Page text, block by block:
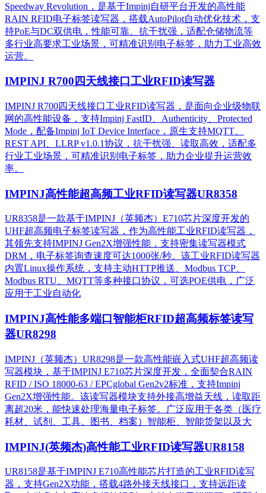
Speedway Revolution，是基于Impinj自研平台开发的高性能
RAIN RFID电子标签读写器，搭载AutoPilot自动优化技术，支
持PoE与DC双供电，性能可靠、抗干扰强，适配仓储物流等
多行业高要求工业场景，可精准识别电子标签，助力工业高效
运营。​
IMPINJ R700四天线接口工业RFID读写器
IMPINJ R700四天线接口工业RFID读写器，是面向企业级物联
网的高性能设备，支持Impinj FastID、Authenticity、Protected
Mode，配备Impinj IoT Device Interface，原生支持MQTT、
REST API、LLRP v1.0.1协议，抗干扰强、读取高效，适配多
行业工业场景，可精准识别电子标签，助力企业提升运营效
率。
IMPINJ高性能超高频工业RFID读写器UR8358
UR8358是一款基于IMPINJ（英频杰）E710芯片深度开发的
UHF超高频电子标签读写器，作为高性能工业RFID读写器，
其领先支持IMPINJ Gen2X增强性能，支持密集读写器模式
DRM，电子标签询查速度可达1000张/秒。该工业RFID读写器
内置Linux操作系统，支持主动HTTP推送、Modbus TCP、
Modbus RTU、MQTT等多种接口协议，可选POE供电，广泛
应用于工业自动化
IMPINJ高性能多端口智能柜RFID超高频标签读写
器UR8298
IMPINJ（英频杰）UR8298是一款高性能嵌入式UHF超高频读
写器模块，基于IMPINJ E710芯片深度开发，全面契合RAIN
RFID / ISO 18000-63 / EPCglobal Gen2v2标准，支持Impinj
Gen2X增强性能。该读写器模块支持外接高增益天线，读取距
离超20米，能快速处理海量电子标签。广泛应用于各类（医疗
耗材、试剂、工具、图书、档案）智能柜、智能货架以及大
IMPINJ(英频杰)高性能工业RFID读写器UR8158
UR8158是基于IMPINJ E710高性能芯片打造的工业RFID读写
器，支持Gen2X功能，搭载4路外接天线接口，支持远距读